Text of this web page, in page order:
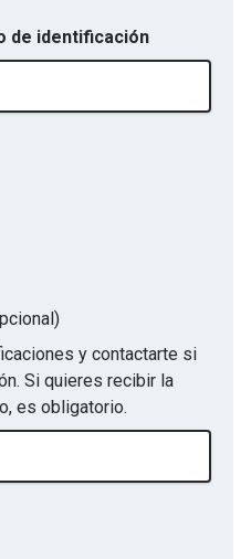
de identificación
y contactarte si
Si quieres recibir la
es obligatorio.